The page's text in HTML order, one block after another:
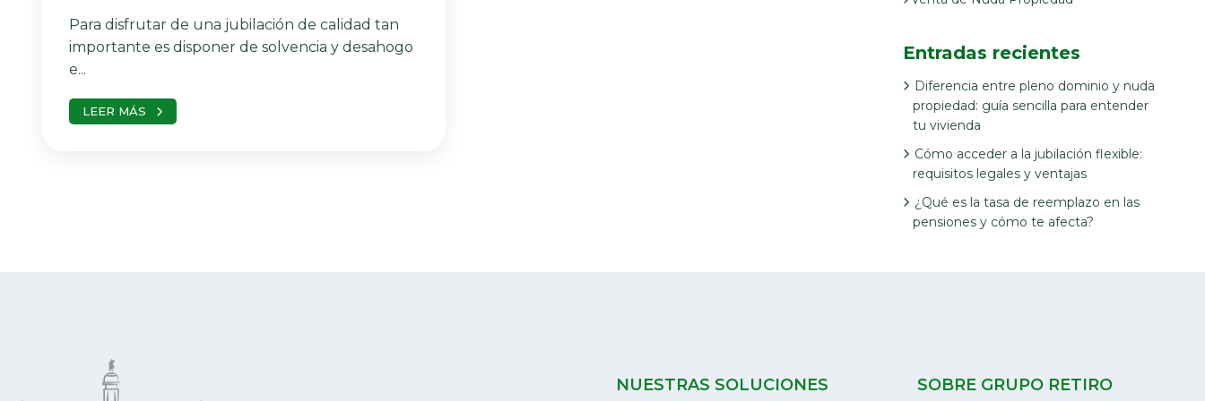
Para disfrutar de una jubilación de calidad tan
importante es disponer de solvencia y desahogo
e...
LEER MÁS
Entradas recientes
Diferencia entre pleno dominio y nuda
propiedad: guía sencilla para entender
tu vivienda
Cómo acceder a la jubilación flexible:
requisitos legales y ventajas
¿Qué es la tasa de reemplazo en las
pensiones y cómo te afecta?
NUESTRAS SOLUCIONES SOBRE GRUPO RETIRO